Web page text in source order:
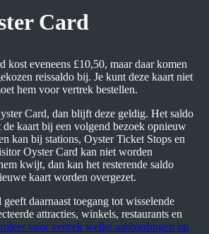
Card
kost eveneens £10,50, maar daar komen
reissaldo bij. Je kunt deze kaart niet
hem voor vertrek bestellen.
Card, dan blijft deze geldig. Het saldo
kaart bij een volgend bezoek opnieuw
kan bij stations, Oyster Ticket Stops en
Oyster Card kan niet worden
kwijt, dan kan het resterende saldo
kaart worden overgezet.
daarnaast toegang tot wisselende
attracties, winkels, restaurants en
voor vertrek welke aanbiedingen op